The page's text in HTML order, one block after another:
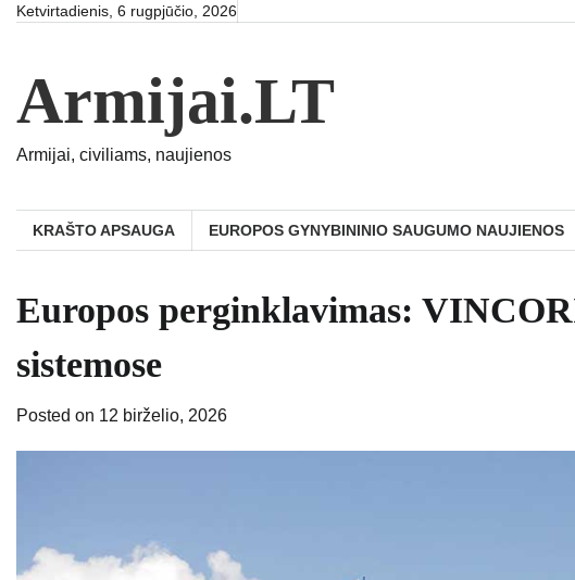
SkipKetvirtadienis, 6 rugpjūčio, 2026
Armijai.LT
Armijai, civiliams, naujienos
KRAŠTO APSAUGA EUROPOS GYNYBININIO SAUGUMO NAUJIENOS
Europos perginklavimas:
sistemose
Posted on 12 birželio, 2026